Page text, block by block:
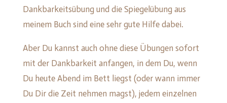
Dankbarkeitsübung und die Spiegelübung aus
meinem Buch sind eine sehr gute Hilfe dabei.
Aber Du kannst auch ohne diese Übungen sofort
mit der Dankbarkeit anfangen, in dem Du, wenn
Du heute Abend im Bett liegst (oder wann immer
Du Dir die Zeit nehmen magst), jedem einzelnen